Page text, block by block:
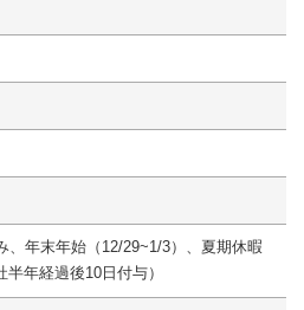
年末年始（12/29~1/3）、夏期休暇
半年経過後10日付与）